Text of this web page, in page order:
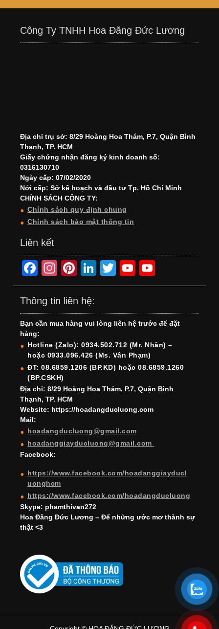
Công Ty TNHH Hoa Đăng Đức Lương
Địa chỉ trụ sở: 8/29 Hoàng Hoa Thám, P.7, Quận Bình
Thạnh, TP. HCM
Giấy chứng nhận đăng ký kinh doanh số:
0316130710
Ngày cấp: 07/02/2020
Nới cấp: Sở kế hoạch và đầu tư Tp. Hồ Chí Minh
CHÍNH SÁCH CÔNG TY:
Chính sách quy định chung
Chính sách bảo mật thông tin
Liên kết
F
a
c
e
b
o
o
k
In
st
a
gr
a
m
Pi
nt
er
e
st
Li
n
e
dI
n
T
wi
er
Y
o
T
u
b
e
o
T
u
b
e
h
Thông tin liên hệ:
Bạn cần mua hàng vui lòng liên hệ trước để đặt
hàng:
Hotline (Zalo): 0934.502.712 (Mr. Nhân) –
hoặc 0933.096.426 (Ms. Vân Phạm)
ĐT: 08.6859.1206 (BP.KD) hoặc 08.6859.1260
(BP.CSKH)
Địa chỉ: 8/29 Hoàng Hoa Thám, P.7, Quận Bình
Thạnh, TP. HCM
Website: https://hoadangducluong.com
Mail:
hoadangducluong@gmail.com
hoadanggiayducluong@gmail.com
Facebook:
https://www.facebook.com/hoadanggiayducl
uonghcm
https://www.facebook.com/hoadangducluong
Skype: phamthivan272
Hoa Đăng Đức Lương – Để những ước mơ thành sự
thật <3